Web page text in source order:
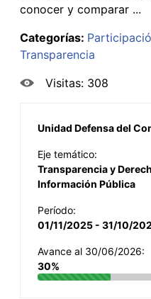
conocer y comparar ...
Categorías:
Transparencia
Visitas: 308
Unidad Defensa del
Eje temático:
Transparencia y
Información Pública
Período:
01/11/2025 - 31/10/
Avance al 30/06/2026:
30%